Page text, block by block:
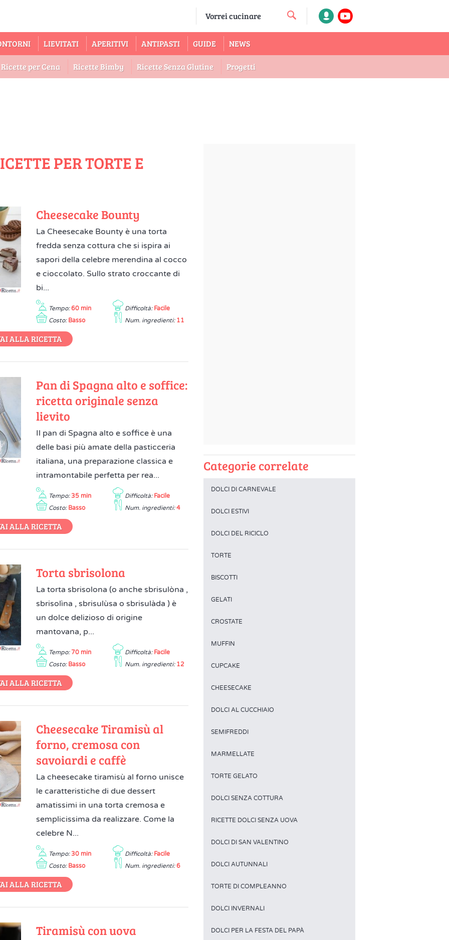
LIEVITATI APERITIVI ANTIPASTI GUIDE NEWS
Ricette per Cena Ricette Bimby Ricette Senza Glutine Progetti
PER TORTE E
Cheesecake Bounty
La Cheesecake Bounty è una torta
fredda senza cottura che si ispira ai
sapori della celebre merendina al cocco
e cioccolato. Sullo strato croccante di
bi...
Tempo: 60 min Difficoltà: Facile
Costo: Basso Num. ingredienti: 11
ALLA RICETTA
Pan di Spagna alto e soffice:
ricetta originale senza
lievito
Il pan di Spagna alto e soffice è una
delle basi più amate della pasticceria
italiana, una preparazione classica e
intramontabile perfetta per rea...
Tempo: 35 min Difficoltà: Facile
Costo: Basso Num. ingredienti: 4
ALLA RICETTA
Torta sbrisolona
La torta sbrisolona (o anche sbrisulòna ,
sbrisolìna , sbrisulùsa o sbrisulàda ) è
un dolce delizioso di origine
mantovana, p...
Tempo: 70 min Difficoltà: Facile
Costo: Basso Num. ingredienti: 12
ALLA RICETTA
Cheesecake Tiramisù al
forno, cremosa con
savoiardi e caffè
La cheesecake tiramisù al forno unisce
le caratteristiche di due dessert
amatissimi in una torta cremosa e
semplicissima da realizzare. Come la
celebre N...
Tempo: 30 min Difficoltà: Facile
Costo: Basso Num. ingredienti: 6
ALLA RICETTA
Tiramisù con uova
Categorie correlate
DOLCI DI CARNEVALE
DOLCI ESTIVI
DOLCI DEL RICICLO
TORTE
BISCOTTI
GELATI
CROSTATE
MUFFIN
CUPCAKE
CHEESECAKE
DOLCI AL CUCCHIAIO
SEMIFREDDI
MARMELLATE
TORTE GELATO
DOLCI SENZA COTTURA
RICETTE DOLCI SENZA UOVA
DOLCI DI SAN VALENTINO
DOLCI AUTUNNALI
TORTE DI COMPLEANNO
DOLCI INVERNALI
DOLCI PER LA FESTA DEL PAPÀ